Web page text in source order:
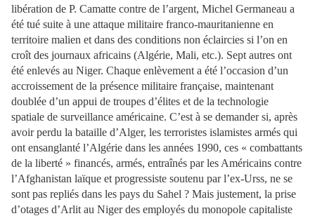
libération de P. Camatte contre de l’argent, Michel Germaneau a
été tué suite à une attaque militaire franco-mauritanienne en
territoire malien et dans des conditions non éclaircies si l’on en
croît des journaux africains (Algérie, Mali, etc.). Sept autres ont
été enlevés au Niger. Chaque enlèvement a été l’occasion d’un
accroissement de la présence militaire française, maintenant
doublée d’un appui de troupes d’élites et de la technologie
spatiale de surveillance américaine. C’est à se demander si, après
avoir perdu la bataille d’Alger, les terroristes islamistes armés qui
ont ensanglanté l’Algérie dans les années 1990, ces « combattants
de la liberté » financés, armés, entraînés par les Américains contre
l’Afghanistan laïque et progressiste soutenu par l’ex-Urss, ne se
sont pas repliés dans les pays du Sahel ? Mais justement, la prise
d’otages d’Arlit au Niger des employés du monopole capitaliste